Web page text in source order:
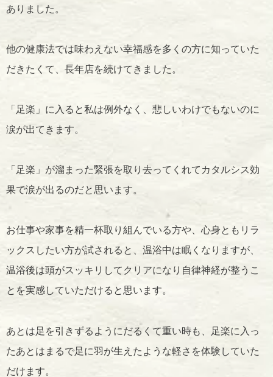
ありました。
他の健康法では味わえない幸福感を多くの方に知っていた
だきたくて、長年店を続けてきました。
「足楽」に入ると私は例外なく、悲しいわけでもないのに
涙が出てきます。
「足楽」が溜まった緊張を取り去ってくれてカタルシス効
果で涙が出るのだと思います。
お仕事や家事を精一杯取り組んでいる方や、心身ともリラ
ックスしたい方が試されると、温浴中は眠くなりますが、
温浴後は頭がスッキリしてクリアになり自律神経が整うこ
とを実感していただけると思います。
あとは足を引きずるようにだるくて重い時も、足楽に入っ
たあとはまるで足に羽が生えたような軽さを体験していた
だけます。